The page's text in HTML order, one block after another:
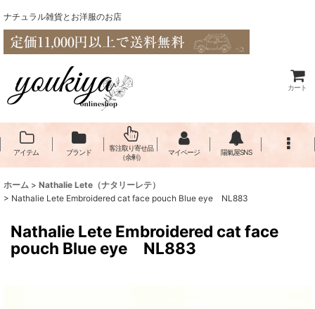
ナチュラル雑貨とお洋服のお店
カート
アイテム ブランド
客注取り寄せ品
（余剰）
マイページ 陽氣屋SNS
ホーム > Nathalie Lete（​ナタリーレテ）
> Nathalie Lete Embroidered cat face pouch Blue eye NL883
Nathalie Lete Embroidered cat face
pouch Blue eye NL883